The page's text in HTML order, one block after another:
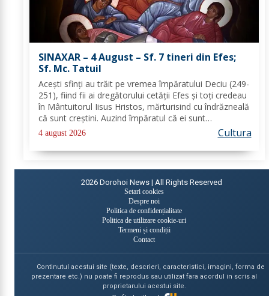
SINAXAR – 4 August – Sf. 7 tineri din Efes;
Sf. Mc. Tatuil
Aceşti sfinţi au trăit pe vremea împăratului Deciu (249-
251), fiind fii ai dregătorului cetăţii Efes şi toţi credeau
în Mântuitorul Iisus Hristos, mărturisind cu îndrăzneală
că sunt creştini. Auzind împăratul că ei sunt
mărturisitori ai lui Hristos, i-a chemat la judecată. În
faţa lui Deciu, cei...
4 august 2026 Cultura
2026 Dorohoi News | All Rights Reserved
Setari cookies
Despre noi
Politica de confidențialitate
Politica de utilizare cookie-uri
Termeni și condiții
Contact
Continutul acestui site (texte, descrieri, caracteristici, imagini, forma de
prezentare etc.) nu poate fi reprodus sau utilizat fara acordul in scris al
proprietarului acestui site.